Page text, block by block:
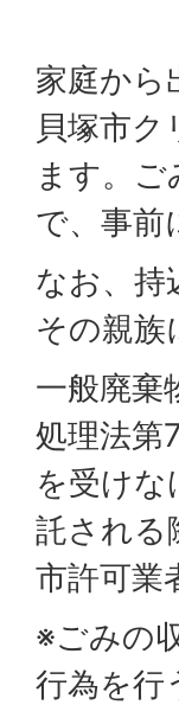
家庭から
貝塚市
ます。
で、事前
なお、持
その親族
一般廃棄
処理法第
を受け
託される
市許可業
※ごみの
行為を行